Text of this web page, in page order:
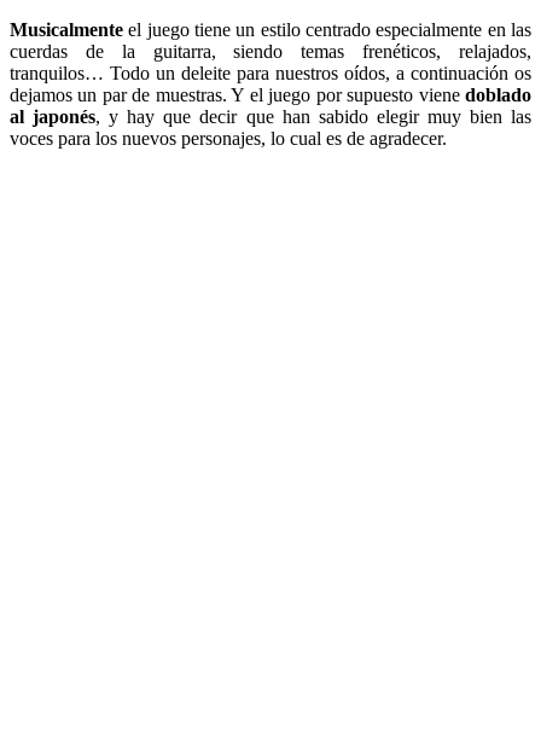
Musicalmenteel juego tiene un estilo centrado especialmente en las
cuerdas de la guitarra, siendo temas frenéticos, relajados,
tranquilos… Todo un deleite para nuestros oídos, a continuación os
dejamos un par de muestras. Y el juego por supuesto vienedoblado
al japonés, y hay que decir que han sabido elegir muy bien las
voces para los nuevos personajes, lo cual es de agradecer.